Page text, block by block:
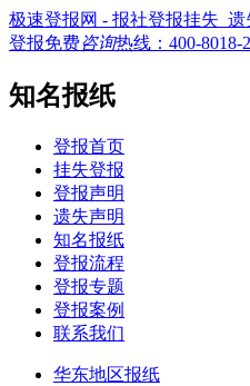
极速登报网 - 报社登报挂失_
登报免费咨询热线： 400-8018-
知名报纸
登报首页
挂失登报
登报声明
遗失声明
知名报纸
登报流程
登报专题
登报案例
联系我们
华东地区报纸